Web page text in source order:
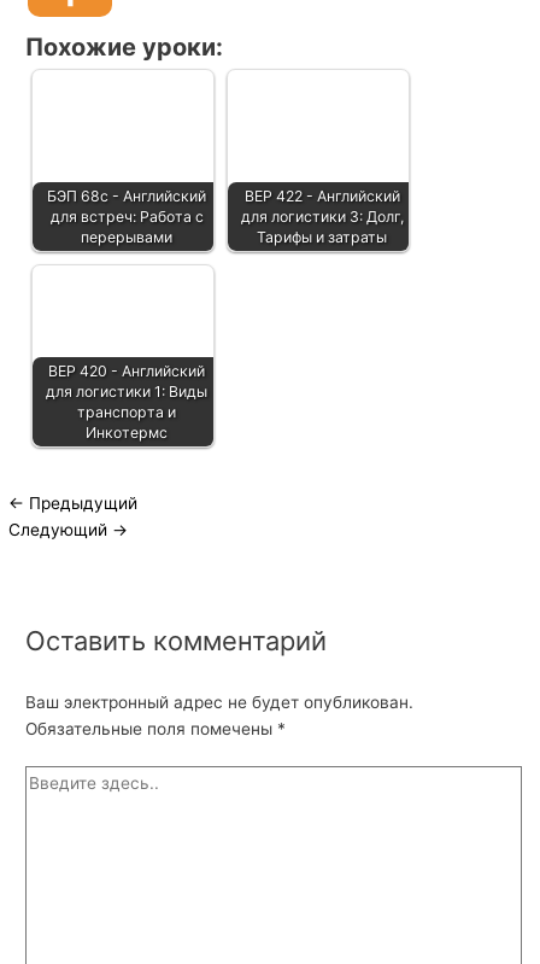
Похожие уроки:
БЭП 68с - Английский
для встреч: Работа с
перерывами
BEP 422 - Английский
для логистики 3: Долг,
Тарифы и затраты
BEP 420 - Английский
для логистики 1: Виды
транспорта и
Инкотермс
← Предыдущий
Следующий →
Оставить комментарий
Ваш электронный адрес не будет опубликован.
Обязательные поля помечены *